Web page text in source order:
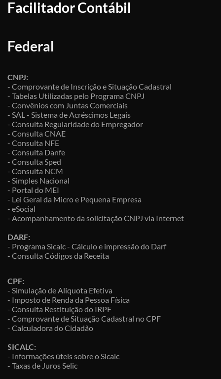
Facilitador Contábil
Federal
CNPJ:
- Comprovante de Inscrição e Situação Cadastral
- Tabelas Utilizadas pelo Programa CNPJ
- Convênios com Juntas Comerciais
- SAL - Sistema de Acréscimos Legais
- Consulta Regularidade do Empregador
- Consulta CNAE
- Consulta NFE
- Consulta Danfe
- Consulta Sped
- Consulta NCM
- Simples Nacional
- Portal do MEI
- Lei Geral da Micro e Pequena Empresa
- eSocial
- Acompanhamento da solicitação CNPJ via Internet
DARF:
- Programa Sicalc - Cálculo e impressão do Darf
- Consulta Códigos da Receita
CPF:
- Simulação de Alíquota Efetiva
- Imposto de Renda da Pessoa Física
- Consulta Restituição do IRPF
- Comprovante de Situação Cadastral no CPF
- Calculadora do Cidadão
SICALC:
- Informações úteis sobre o Sicalc
- Taxas de Juros Selic